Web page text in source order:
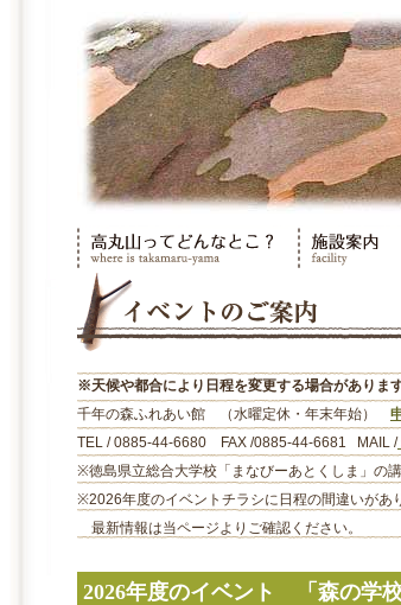
※天候や都合により日程を変更する場合がありま
千年の森ふれあい館 （水曜定休・年末年始）
TEL / 0885-44-6680 FAX /0885-44-6681 MAIL /
※徳島県立総合大学校「まなびーあとくしま」の講
※2026年度のイベントチラシに日程の間違いがあ
最新情報は当ページよりご確認ください。
2026年度のイベント 「森の学校